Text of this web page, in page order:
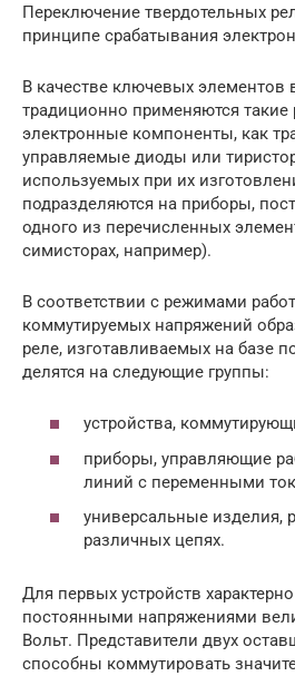
Переключение твердотельных
принципе срабатывания
В качестве ключевых элементов
традиционно применяются такие
электронные компоненты, как
управляемые диоды или
используемых при их
подразделяются на приборы,
одного из перечисленных
симисторах, например).
В соответствии с режимами
коммутируемых напряжений
реле, изготавливаемых на базе
делятся на следующие группы:
устройства,
приборы, управляющие
линий с переменными
универсальные изделия,
различных цепях.
Для первых устройств
постоянными напряжениями
Вольт. Представители двух
способны коммутировать